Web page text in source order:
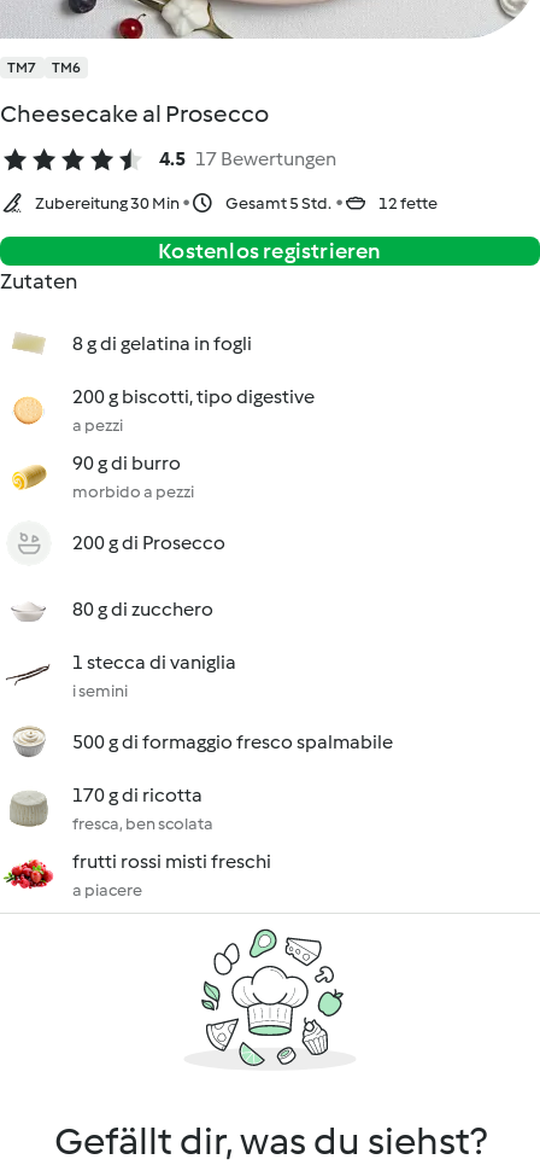
TM7 TM6
Cheesecake al Prosecco
4.5 17 Bewertungen
Zubereitung 30 Min Gesamt 5 Std. 12 fette
Kostenlos registrieren
Zutaten
8 g di gelatina in fogli
200 g biscotti, tipo digestive
a pezzi
90 g di burro
morbido a pezzi
200 g di Prosecco
80 g di zucchero
1 stecca di vaniglia
i semini
500 g di formaggio fresco spalmabile
170 g di ricotta
fresca, ben scolata
frutti rossi misti freschi
a piacere
Gefällt dir, was du siehst?